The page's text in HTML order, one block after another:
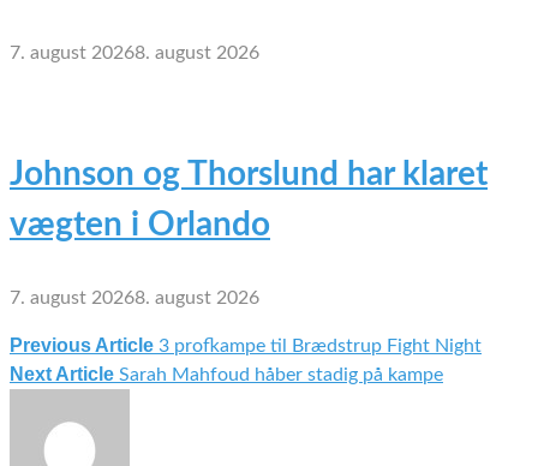
7. august 20268. august 2026
Johnson og Thorslund har klaret
vægten i Orlando
7. august 20268. august 2026
Indlægsnavigation
Previous Article 3 profkampe til Brædstrup Fight Night
Next Article Sarah Mahfoud håber stadig på kampe